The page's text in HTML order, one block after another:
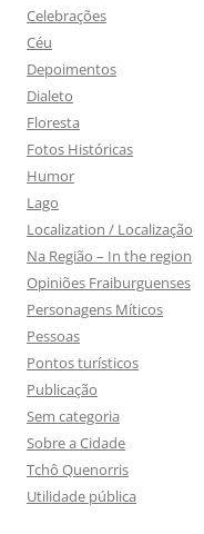
Celebrações
Céu
Depoimentos
Dialeto
Floresta
Fotos Históricas
Humor
Lago
Localization / Localização
Na Região – In the region
Opiniões Fraiburguenses
Personagens Míticos
Pessoas
Pontos turísticos
Publicação
Sem categoria
Sobre a Cidade
Tchô Quenorris
Utilidade pública